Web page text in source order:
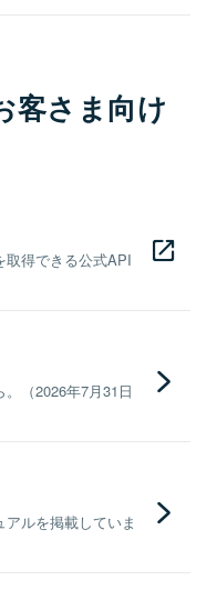
客さま向け
取得できる公式API
（2026年7月31日
ルを掲載していま